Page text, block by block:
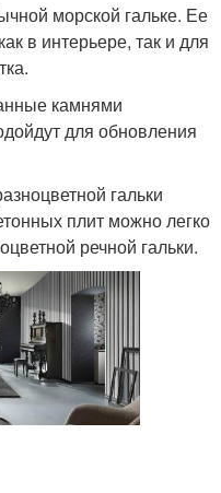
морской гальке. Ее
в интерьере, так и для
камнями
для обновления
гальки
плит можно легко
речной гальки.